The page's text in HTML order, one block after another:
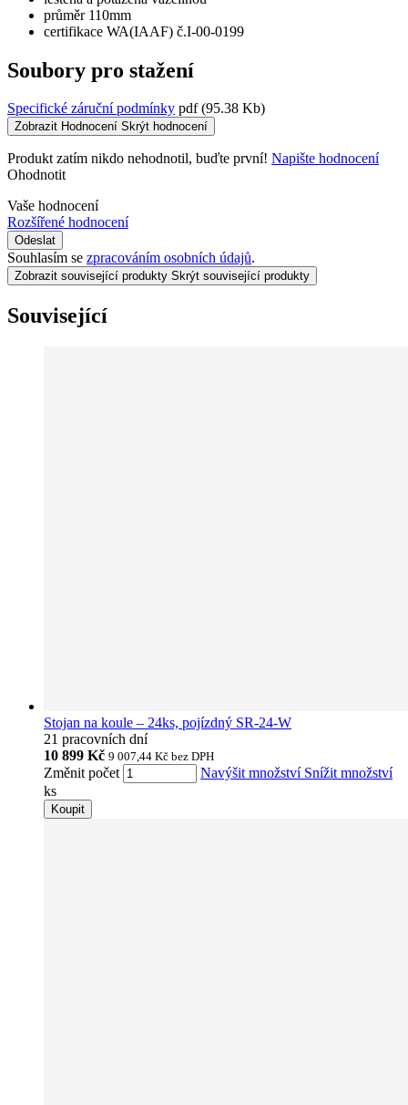
průměr 110mm
certifikace WA(IAAF) č.I-00-0199
Soubory pro stažení
Specifické záruční podmínky pdf (95.38 Kb)
Zobrazit Hodnocení Skrýt hodnocení
Produkt zatím nikdo nehodnotil, buďte první! Napište hodnocení
Ohodnotit
Vaše hodnocení
Rozšířené hodnocení
Odeslat
Souhlasím se zpracováním osobních údajů.
Zobrazit související produkty Skrýt související produkty
Související
Stojan na koule – 24ks, pojízdný SR-24-W
21 pracovních dní
10 899 Kč 9 007,44 Kč bez DPH
Změnit počet Navýšit množství Snížit množství
ks
Koupit